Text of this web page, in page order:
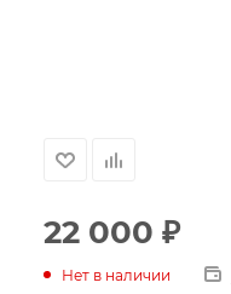
22 000 ₽
Нет в наличии